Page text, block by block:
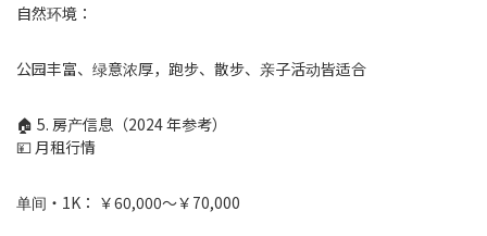
自然环境：
公园丰富、绿意浓厚，跑步、散步、亲子活动皆适合
🏠 5. 房产信息（2024 年参考）
💴 月租行情
单间・1K： ￥60,000〜￥70,000